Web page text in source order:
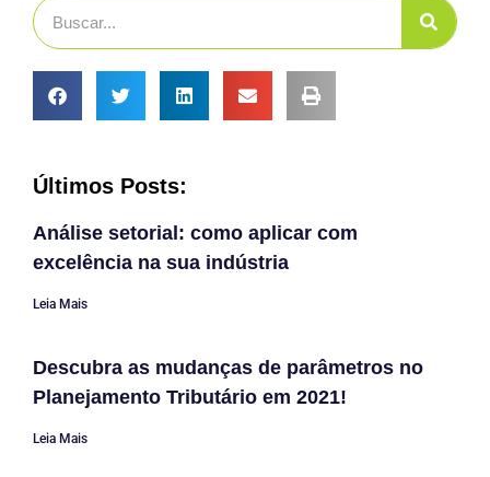
Últimos Posts:
Análise setorial: como aplicar com
excelência na sua indústria
Leia Mais
Descubra as mudanças de parâmetros no
Planejamento Tributário em 2021!
Leia Mais